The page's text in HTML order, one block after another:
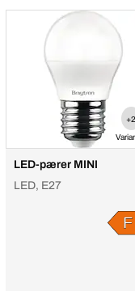
+2
LED-pærer MINI
LED, E27